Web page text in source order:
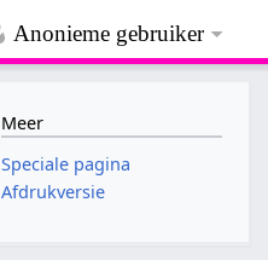
Anonieme gebruiker
Meer
Speciale pagina
Afdrukversie